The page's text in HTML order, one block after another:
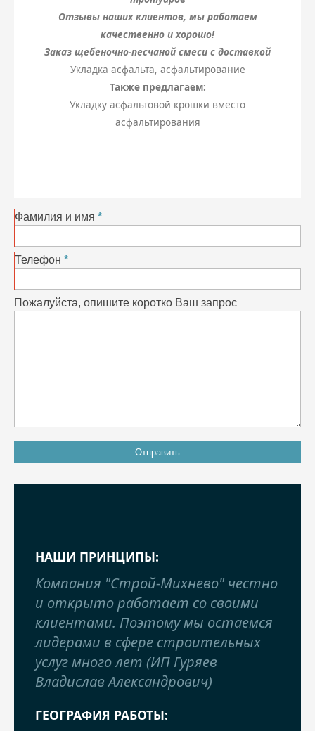
Отзывы наших клиентов, мы работаем
качественно и хорошо!
Заказ щебеночно-песчаной смеси с доставкой
Укладка асфальта, асфальтирование
Также предлагаем:
Укладку асфальтовой крошки вместо
асфальтирования
Фамилия и имя
Телефон
Пожалуйста, опишите коротко Ваш запрос
НАШИ ПРИНЦИПЫ:
Компания "Строй-Михнево" честно
и открыто работает со своими
клиентами. Поэтому мы остаемся
лидерами в сфере строительных
услуг много лет (ИП Гуряев
Владислав Александрович)
ГЕОГРАФИЯ РАБОТЫ: